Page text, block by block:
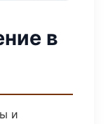
в
и